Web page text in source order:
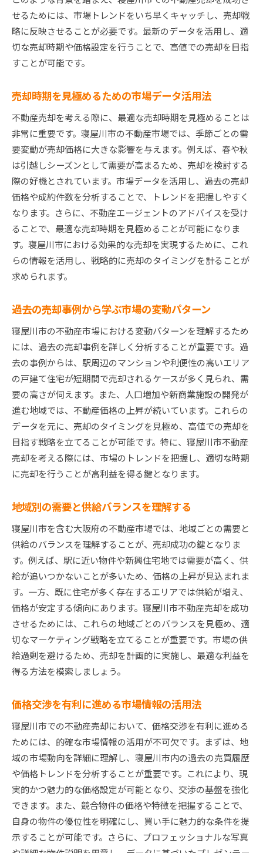
せるためには、市場トレンドをいち早くキャッチし、売却戦
略に反映させることが必要です。最新のデータを活用し、適
切な売却時期や価格設定を行うことで、高値での売却を目指
すことが可能です。
売却時期を見極めるための市場データ活用法
不動産売却を考える際に、最適な売却時期を見極めることは
非常に重要です。寝屋川市の不動産市場では、季節ごとの需
要変動が売却価格に大きな影響を与えます。例えば、春や秋
は引越しシーズンとして需要が高まるため、売却を検討する
際の好機とされています。市場データを活用し、過去の売却
価格や成約件数を分析することで、トレンドを把握しやすく
なります。さらに、不動産エージェントのアドバイスを受け
ることで、最適な売却時期を見極めることが可能になりま
す。寝屋川市における効果的な売却を実現するために、これ
らの情報を活用し、戦略的に売却のタイミングを計ることが
求められます。
過去の売却事例から学ぶ市場の変動パターン
寝屋川市の不動産市場における変動パターンを理解するため
には、過去の売却事例を詳しく分析することが重要です。過
去の事例からは、駅周辺のマンションや利便性の高いエリア
の戸建て住宅が短期間で売却されるケースが多く見られ、需
要の高さが伺えます。また、人口増加や新商業施設の開発が
進む地域では、不動産価格の上昇が続いています。これらの
データを元に、売却のタイミングを見極め、高値での売却を
目指す戦略を立てることが可能です。特に、寝屋川市不動産
売却を考える際には、市場のトレンドを把握し、適切な時期
に売却を行うことが高利益を得る鍵となります。
地域別の需要と供給バランスを理解する
寝屋川市を含む大阪府の不動産市場では、地域ごとの需要と
供給のバランスを理解することが、売却成功の鍵となりま
す。例えば、駅に近い物件や新興住宅地では需要が高く、供
給が追いつかないことが多いため、価格の上昇が見込まれま
す。一方、既に住宅が多く存在するエリアでは供給が増え、
価格が安定する傾向にあります。寝屋川市不動産売却を成功
させるためには、これらの地域ごとのバランスを見極め、適
切なマーケティング戦略を立てることが重要です。市場の供
給過剰を避けるため、売却を計画的に実施し、最適な利益を
得る方法を模索しましょう。
価格交渉を有利に進める市場情報の活用法
寝屋川市での不動産売却において、価格交渉を有利に進める
ためには、的確な市場情報の活用が不可欠です。まずは、地
域の市場動向を詳細に理解し、寝屋川市内の過去の売買履歴
や価格トレンドを分析することが重要です。これにより、現
実的かつ魅力的な価格設定が可能となり、交渉の基盤を強化
できます。また、競合物件の価格や特徴を把握することで、
自身の物件の優位性を明確にし、買い手に魅力的な条件を提
示することが可能です。さらに、プロフェッショナルな写真